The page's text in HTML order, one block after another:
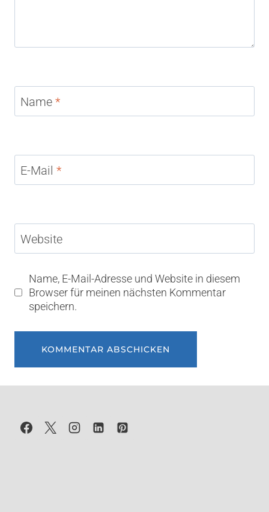
Name *
E-Mail *
Website
Name, E-Mail-Adresse und Website in diesem
Browser für meinen nächsten Kommentar
speichern.